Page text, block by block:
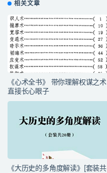
相关文章
《心术全书》 带你理解权谋之术
直接长心眼子
《大历史的多角度解读》[套装共